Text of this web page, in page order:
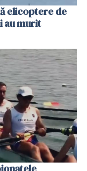
elicoptere de
au murit